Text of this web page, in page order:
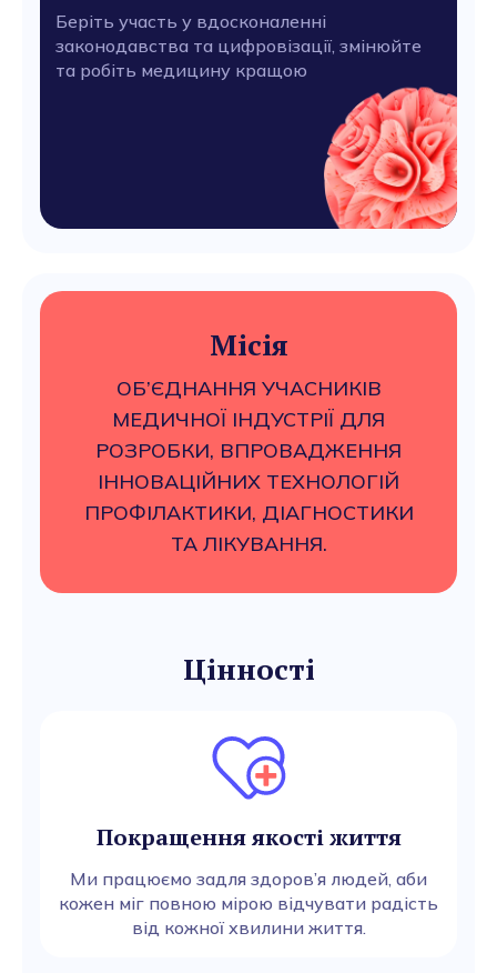
Беріть участь у вдосконаленні
законодавства та цифровізації, змінюйте
та робіть медицину кращою
Місія
ОБ’ЄДНАННЯ УЧАСНИКІВ
МЕДИЧНОЇ ІНДУСТРІЇ ДЛЯ
РОЗРОБКИ, ВПРОВАДЖЕННЯ
ІННОВАЦІЙНИХ ТЕХНОЛОГІЙ
ПРОФІЛАКТИКИ, ДІАГНОСТИКИ
ТА ЛІКУВАННЯ.
Цінності
Покращення якості життя
Ми працюємо задля здоров’я людей, аби
кожен міг повною мірою відчувати радість
від кожної хвилини життя.